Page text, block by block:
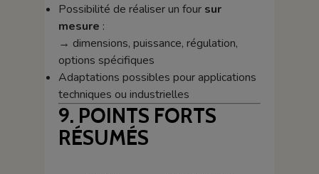
Possibilité de réaliser un four sur
mesure :
→ dimensions, puissance, régulation,
options spécifiques
Adaptations possibles pour applications
techniques ou industrielles
9. POINTS FORTS
RÉSUMÉS